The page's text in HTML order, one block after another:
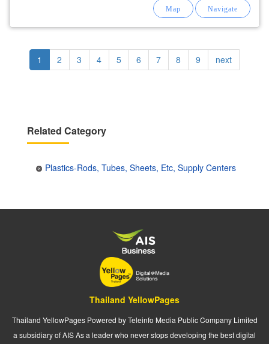
Pagination
Current
page
1 Page
2 Page
3 Page
4 Page
5 Page
6 Page
7 Page
8 Page
9
Next
page
next
Related Category
Plastics-Rods, Tubes, Sheets, Etc, Supply Centers
Thailand YellowPages
Thailand YellowPages Powered by Teleinfo Media Public Company Limited
a subsidiary of AIS As a leader who never stops developing the best digital